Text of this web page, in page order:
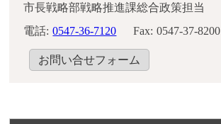
市長戦略部戦略推進課総合政策担当
電話: 0547-36-7120 Fax: 0547-37-8200
お問い合せフォーム